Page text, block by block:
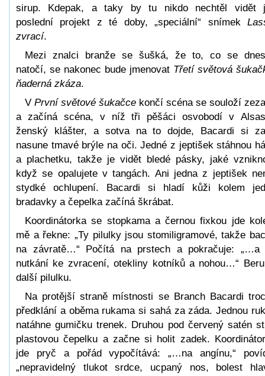
sirup. Kdepak, a taky by tu nikdo nechtěl vidět
poslední projekt z té doby, „speciální“ snímek
zvrací.
Mezi znalci branže se šušká, že to, co se
natočí, se nakonec bude jmenovat Třetí světová
ňaderná zkáza.
V První světové šukačce končí scéna se souloží
a začíná scéna, v níž tři pěšáci osvobodí v
ženský klášter, a sotva na to dojde, Bacardi si
nasune tmavé brýle na oči. Jedné z jeptišek stáhnou
a plachetku, takže je vidět bledé pásky, jaké
když se opalujete v tangách. Ani jedna z jeptišek
stydké ochlupení. Bacardi si hladí kůži kolem
bradavky a čepelka začíná škrábat.
Koordinátorka se stopkama a černou fixkou jde
mě a řekne: „Ty pilulky jsou stomiligramové, takže
na závratě…“ Počítá na prstech a pokračuje: „…a
nutkání ke zvracení, otekliny kotníků a nohou…“
další pilulku.
Na protější straně místnosti se Branch Bacardi
předklání a oběma rukama si sahá za záda. Jednou
natáhne gumičku trenek. Druhou pod červený satén
plastovou čepelku a začne si holit zadek.
jde pryč a pořád vypočítává: „…na angínu,“
„nepravidelný tlukot srdce, ucpaný nos, bolest